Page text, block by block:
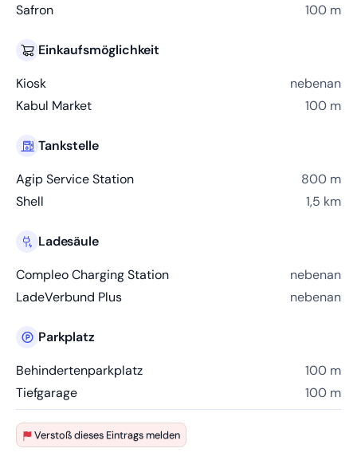
Safron
100 m
Einkaufsmöglichkeit
Kiosk
nebenan
Kabul Market
100 m
Tankstelle
Agip Service Station
800 m
Shell
1,5 km
Ladesäule
Compleo Charging Station
nebenan
LadeVerbund Plus
nebenan
Parkplatz
Behindertenparkplatz
100 m
Tiefgarage
100 m
Verstoß dieses Eintrags melden